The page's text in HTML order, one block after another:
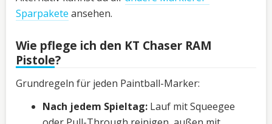
Sparpakete ansehen.
Wie pflege ich den KT Chaser RAM
Pistole?
Grundregeln für jeden Paintball-Marker:
Nach jedem Spieltag: Lauf mit Squeegee